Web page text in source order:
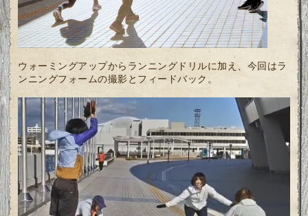
ウォーミングアップからランニングドリルに加え、今回はラ
ンニングフォームの撮影とフィードバック。